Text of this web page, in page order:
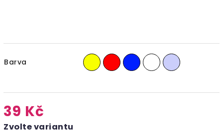
Barva
39 Kč
Zvolte variantu